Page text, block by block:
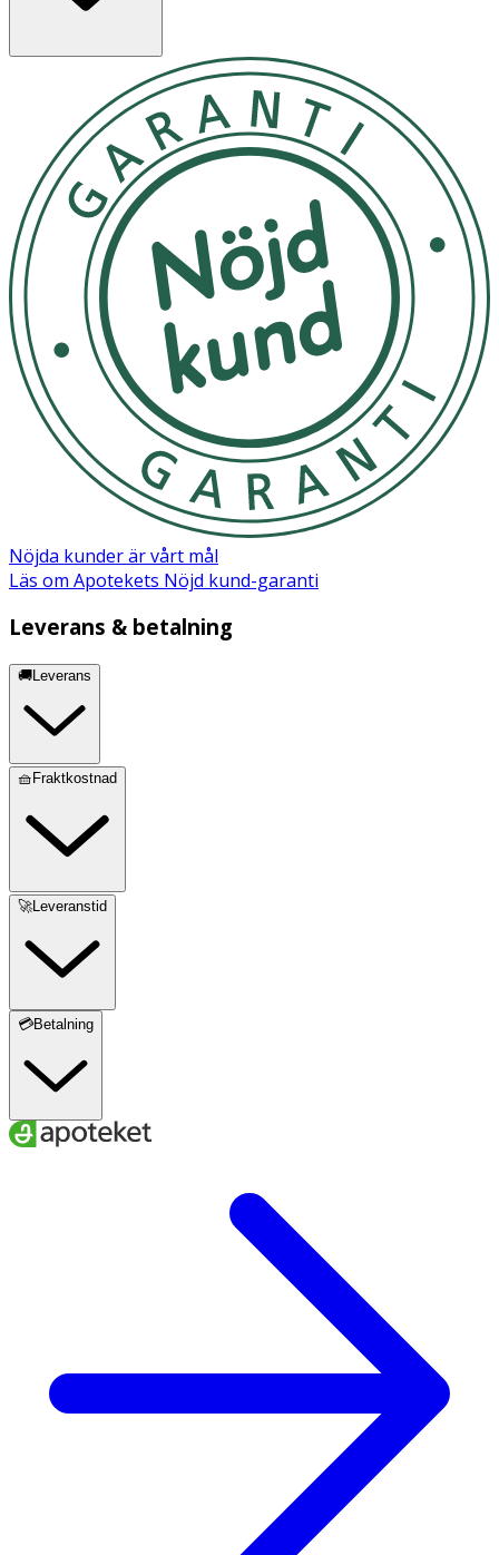
Nöjda kunder är vårt mål
Läs om Apotekets Nöjd kund-garanti
Leverans & betalning
🚚Leverans
🧺Fraktkostnad
🚀Leveranstid
💳Betalning